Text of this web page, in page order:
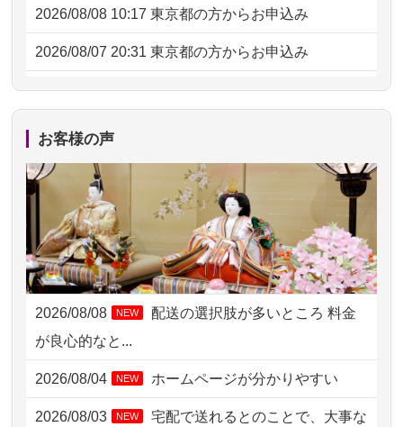
2026/08/08 10:17 東京都の方からお申込み
2026/08/07 20:31 東京都の方からお申込み
2026/08/07 09:26 平塚市の方からお申込み
2026/08/06 21:28
2026/08/06 17:56 藤沢市の方からお申込み
2026/08/06 10:06 茨城県の方からお申込み
2026/08/06 09:17 三重県の方からお申込み
2026/08/06 06:48 横浜市の方からお申込み
2026/08/05 15:07 東京都の方からお申込み
お客様の声
2026/08/08 NEW
配送の選択肢が多いところ 料金
が良心的なと...
2026/08/04 NEW ホームページが分かりやすい
2026/08/03 NEW
宅配で送れるとのことで、大事な